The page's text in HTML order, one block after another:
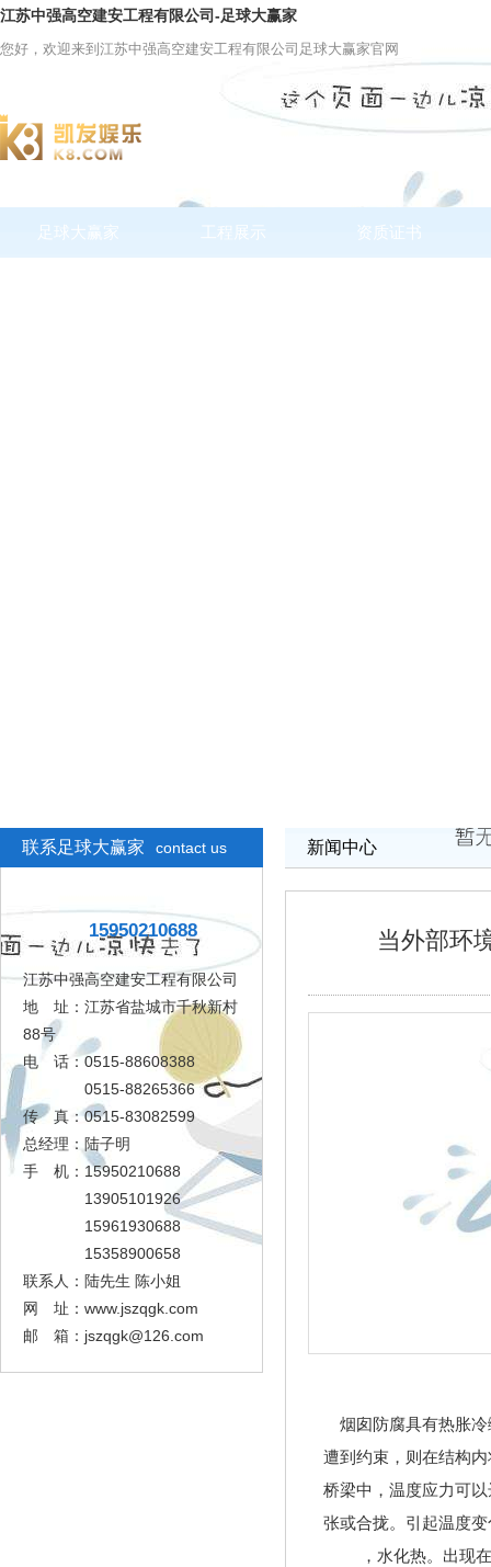
江苏中强高空建安工程有限公司-足球大赢家
您好，欢迎来到江苏中强高空建安工程有限公司足球大赢家官网
足球大赢家 工程展示 资质证书
联系足球大赢家 contact us
15950210688
江苏中强高空建安工程有限公司
地 址：江苏省盐城市千秋新村
88号
电 话：0515-88608388
0515-88265366
传 真：0515-83082599
总经理：陆子明
手 机：15950210688
13905101926
15961930688
15358900658
联系人：陆先生 陈小姐
网 址：www.jszqgk.com
邮 箱： jszqgk@126.com
新闻中心
当外部环
烟囱防腐具有热胀冷
遭到约束，则在结构
桥梁中，温度应力可
张或合拢。引起温度
，水化热。出现在